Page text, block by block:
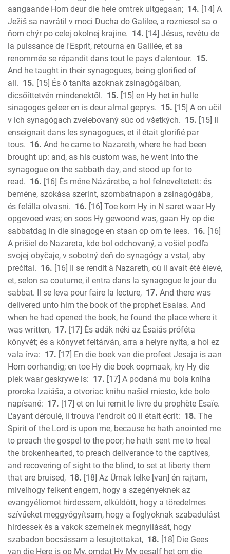
aangaande Hom deur die hele omtrek uitgegaan; 14. [14] A
Ježiš sa navrátil v moci Ducha do Galilee, a rozniesol sa o
ňom chýr po celej okolnej krajine. 14. [14] Jésus, revêtu de
la puissance de l'Esprit, retourna en Galilée, et sa
renommée se répandit dans tout le pays d'alentour. 15.
And he taught in their synagogues, being glorified of
all. 15. [15] És ő taníta azoknak zsinagógáiban,
dicsőíttetvén mindenektől. 15. [15] en Hy het in hulle
sinagoges geleer en is deur almal geprys. 15. [15] A on učil
v ich synagógach zvelebovaný súc od všetkých. 15. [15] Il
enseignait dans les synagogues, et il était glorifié par
tous. 16. And he came to Nazareth, where he had been
brought up: and, as his custom was, he went into the
synagogue on the sabbath day, and stood up for to
read. 16. [16] És méne Názáretbe, a hol felneveltetett: és
beméne, szokása szerint, szombatnapon a zsinagógába,
és felálla olvasni. 16. [16] Toe kom Hy in N saret waar Hy
opgevoed was; en soos Hy gewoond was, gaan Hy op die
sabbatdag in die sinagoge en staan op om te lees. 16. [16]
A prišiel do Nazareta, kde bol odchovaný, a vošiel podľa
svojej obyčaje, v sobotný deň do synagógy a vstal, aby
prečítal. 16. [16] Il se rendit à Nazareth, où il avait été élevé,
et, selon sa coutume, il entra dans la synagogue le jour du
sabbat. Il se leva pour faire la lecture, 17. And there was
delivered unto him the book of the prophet Esaias. And
when he had opened the book, he found the place where it
was written, 17. [17] És adák néki az Ésaiás próféta
könyvét; és a könyvet feltárván, arra a helyre nyita, a hol ez
vala írva: 17. [17] En die boek van die profeet Jesaja is aan
Hom oorhandig; en toe Hy die boek oopmaak, kry Hy die
plek waar geskrywe is: 17. [17] A podaná mu bola kniha
proroka Izaiáša, a otvoriac knihu našiel miesto, kde bolo
napísané: 17. [17] et on lui remit le livre du prophète Esaïe.
L'ayant déroulé, il trouva l'endroit où il était écrit: 18. The
Spirit of the Lord is upon me, because he hath anointed me
to preach the gospel to the poor; he hath sent me to heal
the brokenhearted, to preach deliverance to the captives,
and recovering of sight to the blind, to set at liberty them
that are bruised, 18. [18] Az Úrnak lelke [van] én rajtam,
mivelhogy felkent engem, hogy a szegényeknek az
evangyéliomot hirdessem, elküldött, hogy a töredelmes
szívűeket meggyógyítsam, hogy a foglyoknak szabadulást
hirdessek és a vakok szemeinek megnyilását, hogy
szabadon bocsássam a lesujtottakat, 18. [18] Die Gees
van die Here is op My, omdat Hy My gesalf het om die